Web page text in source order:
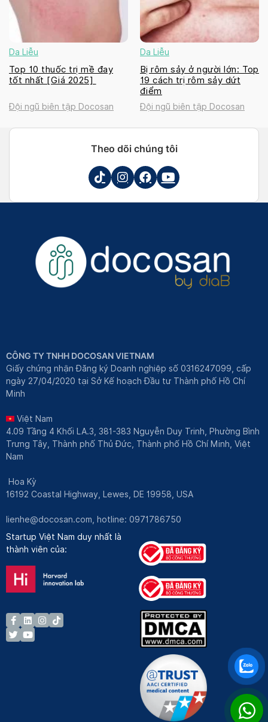
Da Liễu
Top 10 thuốc trị mề đay
tốt nhất [Giá 2025]
Đội ngũ biên tập Docosan
Da Liễu
Bị rôm sảy ở người lớn: Top
19 cách trị rôm sảy dứt
điểm
Đội ngũ biên tập Docosan
Theo dõi chúng tôi
CÔNG TY TNHH DOCOSAN VIETNAM
Giấy chứng nhận Đăng ký Doanh nghiệp số 0316247099, cấp
ngày 27/04/2020 tại Sở Kế hoạch Đầu tư Thành phố Hồ Chí
Minh
Việt Nam
4.09 Tầng 4 Khối LA.3, 381-383 Nguyễn Duy Trinh, Phường Bình
Trưng Tây, Thành phố Thủ Đức, Thành phố Hồ Chí Minh, Việt
Nam
Hoa Kỳ
16192 Coastal Highway, Lewes, DE 19958, USA
lienhe@docosan.com , hotline: 0971786750
Startup Việt Nam duy nhất là
thành viên của: